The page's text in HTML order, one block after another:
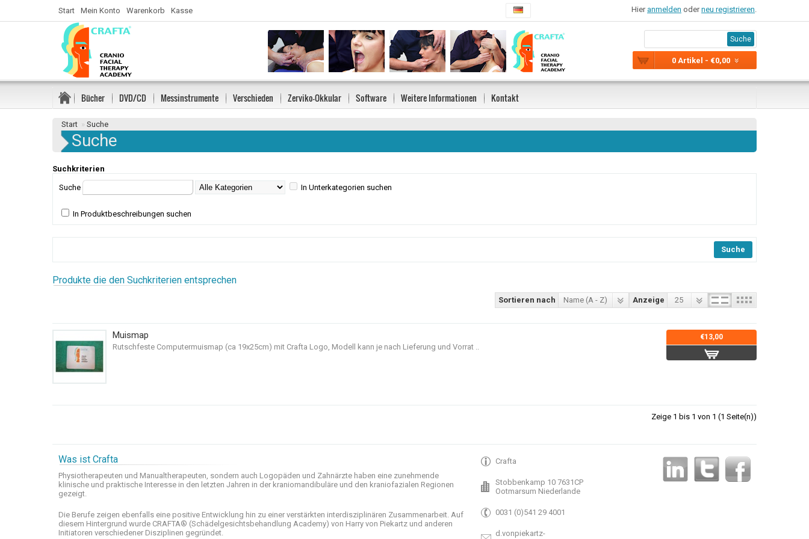
0 Artikel - €0,00
Suche
Start Mein Konto Warenkorb Kasse Hier anmelden oderneu registrieren.
Bücher DVD/CD Messinstrumente Verschieden Zerviko-Okkular Software Weitere Informationen Kontakt
Start » Suche
Suche
Suchkriterien
Suche In Unterkategorien suchen
In Produktbeschreibungen suchen
Produkte die den Suchkriterien entsprechen
Anzeige 25
Sortieren nach Name (A - Z)
Muismap
Rutschfeste Computermuismap (ca 19x25cm) mit Crafta Logo, Modell kann je nach Lieferung und Vorrat ..
€13,00
Zeige 1 bis 1 von 1 (1 Seite(n))
Was ist Crafta
Physiotherapeuten und Manualtherapeuten, sondern auch Logopäden und Zahnärzte haben eine zunehmende
klinische und praktische Interesse in den letzten Jahren in der kraniomandibuläre und den kraniofazialen Regionen
gezeigt.
Die Berufe zeigen ebenfalls eine positive Entwicklung hin zu einer verstärkten interdisziplinären Zusammenarbeit. Auf
diesem Hintergrund wurde CRAFTA® (Schädelgesichtsbehandlung Academy) von Harry von Piekartz und anderen
Initiatoren verschiedener Disziplinen gegründet.
Crafta
Stobbenkamp 10 7631CP
Ootmarsum Niederlande
0031 (0)541 29 4001
d.vonpiekartz-